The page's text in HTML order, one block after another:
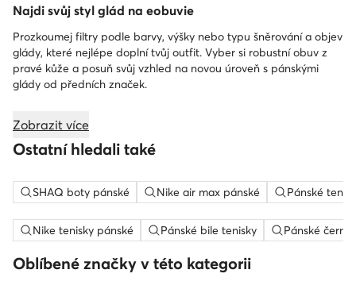
Najdi svůj styl glád na eobuvie
Prozkoumej filtry podle barvy, výšky nebo typu šněrování a objev
glády, které nejlépe doplní tvůj outfit. Vyber si robustní obuv z
pravé kůže a posuň svůj vzhled na novou úroveň s pánskými
glády od předních značek.
Zobrazit více
Ostatní hledali také
SHAQ boty pánské Nike air max pánské Pánské
Nike tenisky pánské Pánské bile tenisky Pánské černé
Oblíbené značky v této kategorii